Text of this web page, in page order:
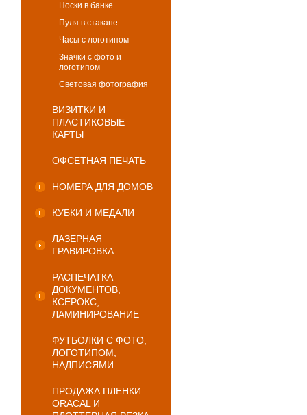
Носки в банке
Пуля в стакане
Часы с логотипом
Значки с фото и
логотипом
Световая фотография
ВИЗИТКИ И
ПЛАСТИКОВЫЕ
КАРТЫ
ОФСЕТНАЯ ПЕЧАТЬ
НОМЕРА ДЛЯ ДОМОВ
КУБКИ И МЕДАЛИ
ЛАЗЕРНАЯ
ГРАВИРОВКА
РАСПЕЧАТКА
ДОКУМЕНТОВ,
КСЕРОКС,
ЛАМИНИРОВАНИЕ
ФУТБОЛКИ С ФОТО,
ЛОГОТИПОМ,
НАДПИСЯМИ
ПРОДАЖА ПЛЕНКИ
ORACAL И